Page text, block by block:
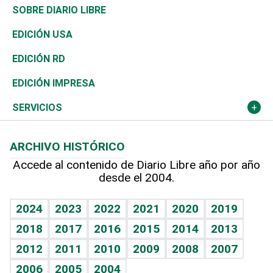
José Boquete
Reportajes
Asia
África
Ocenanía
Caribe
Resto del mundo
Consumo
Vivienda
Telecom.
Global y variable
Economía personal
Belleza
Buena Vida
Sociales
Novedades
Podcast Arte Libre
Hablando con el pediatra
Vida y familia
Eñe
Celebrando la vida
Golf
Ciclismo
Tenis
Olimpismo
Más deportes
TBT Deportivo
De buena tinta
En Directo
El Espía
Noticiero Poteleche
Columnistas
Más firmas
Clima
Tecnología
Historia
Martes de tecnología
Cambio climático
Mundo
Economía
Revista
Deportes
Opinión
Hecho en casa
Guía del dinero
SOBRE DIARIO LIBRE
EDICIÓN USA
EDICIÓN RD
EDICIÓN IMPRESA
SERVICIOS
Cumpleaños
Horóscopos
Crucigramas
ARCHIVO HISTÓRICO
Accede al contenido de Diario Libre año por año
desde el 2004.
2024 2023 2022 2021 2020
2019
2018
2017 2016 2015 2014
2013
2012
2011 2010 2009 2008
2007
2006
2005 2004